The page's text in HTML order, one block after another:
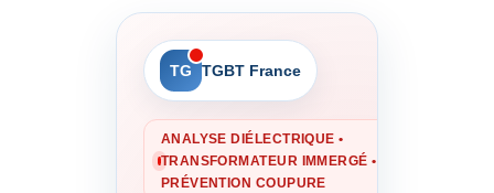
TG TGBT France
ANALYSE DIÉLECTRIQUE •
TRANSFORMATEUR IMMERGÉ •
PRÉVENTION COUPURE